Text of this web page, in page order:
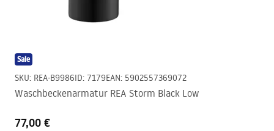
Sale
SKU: REA-B9986ID: 7179EAN: 5902557369072
Waschbeckenarmatur REA Storm Black Low
77,00 €